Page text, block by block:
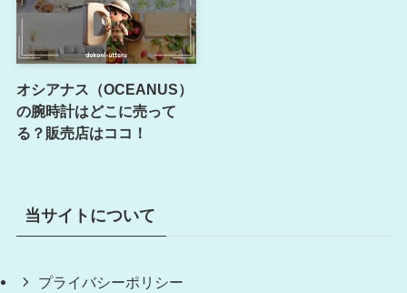
オシアナス（OCEANUS）
の腕時計はどこに売って
る？販売店はココ！
当サイトについて
プライバシーポリシー